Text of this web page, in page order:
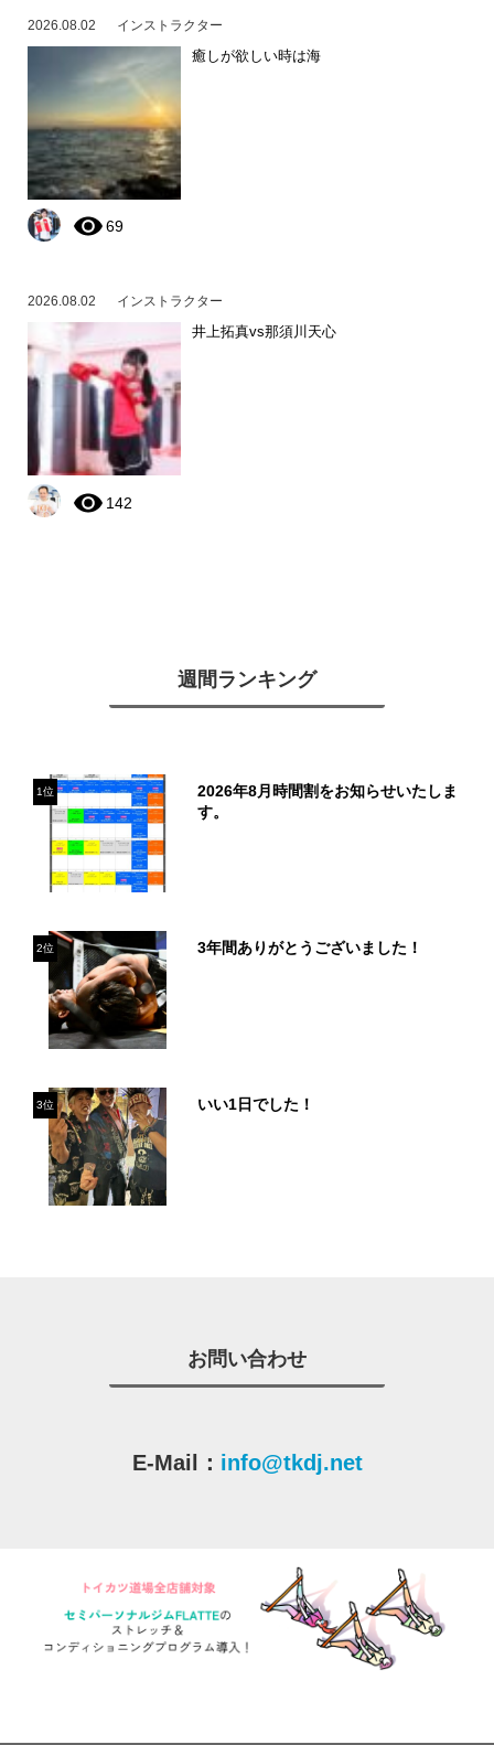
2026.08.02 インストラクター
癒しが欲しい時は海
69
2026.08.02 インストラクター
井上拓真vs那須川天心
142
週間ランキング
1位
2026年8月時間割をお知らせいたしま
す。
2位 3年間ありがとうございました！
3位 いい1日でした！
お問い合わせ
E-Mail： info@tkdj.net